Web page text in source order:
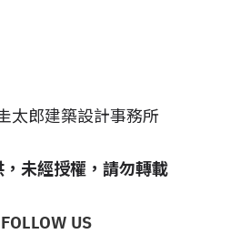
太郎建築設計事務所
未經授權，請勿轉載
FOLLOW US